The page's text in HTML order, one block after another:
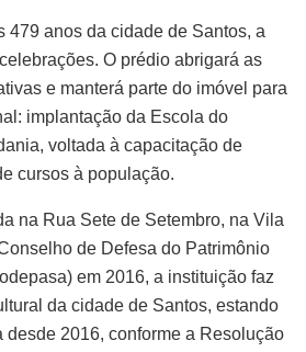
479 anos da cidade de Santos, a
O prédio abrigará as
e manterá parte do imóvel para
implantação da Escola do
voltada à capacitação de
cursos à população.
na Rua Sete de Setembro, na Vila
de Defesa do Patrimônio
em 2016, a instituição faz
da cidade de Santos, estando
desde 2016, conforme a Resolução